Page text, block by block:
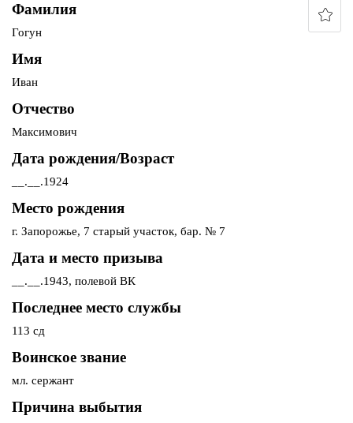
Фамилия
Гогун
Имя
Иван
Отчество
Максимович
Дата рождения/Возраст
__.__.1924
Место рождения
г. Запорожье, 7 старый участок, бар. № 7
Дата и место призыва
__.__.1943, полевой ВК
Последнее место службы
113 сд
Воинское звание
мл. сержант
Причина выбытия